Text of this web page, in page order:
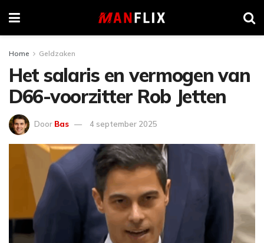
Home Geldzaken
Het salaris en vermogen van
D66-voorzitter Rob Jetten
Door Bas 4 september 2025